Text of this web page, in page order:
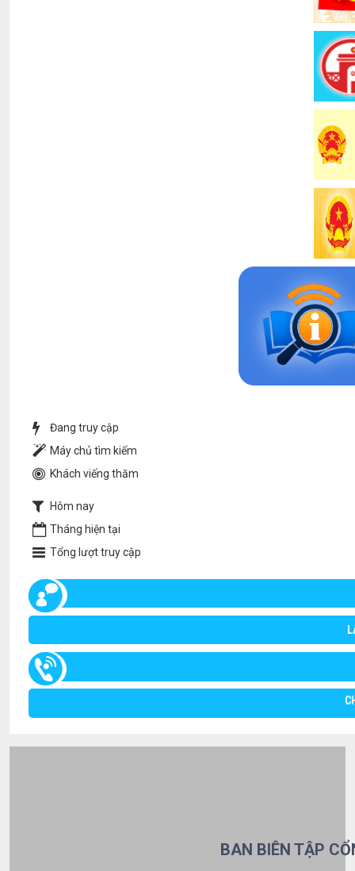
Đang truy cập
Máy chủ tìm kiếm
Khách viếng thăm
Hôm nay
Tháng hiện tại
Tổng lượt truy cập
BAN BIÊN TẬP